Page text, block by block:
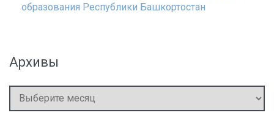
образования Республики Башкортостан
Архивы
Архивы